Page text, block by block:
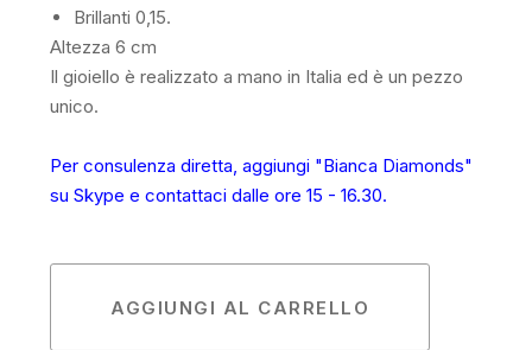
Brillanti 0,15.
Altezza 6 cm
Il gioiello è realizzato a mano in Italia ed è un pezzo
unico.
Per consulenza diretta, aggiungi "Bianca Diamonds"
su Skype e contattaci dalle ore 15 - 16.30.
AGGIUNGI AL CARRELLO